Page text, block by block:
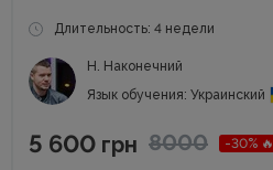
Длительность: 4 недели
Н. Наконечний
Язык обучения: Украинский
5 600 грн 8000 -30% 🔥